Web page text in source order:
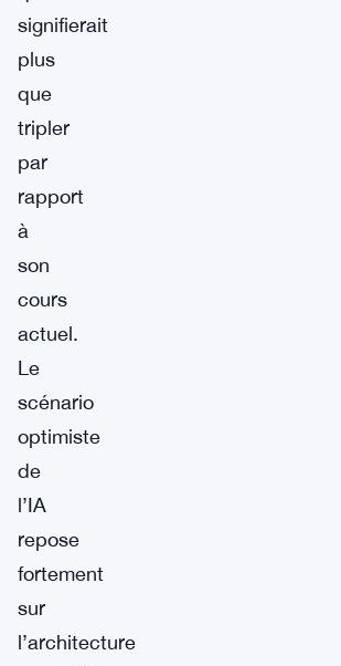
signifierait
plus
que
tripler
par
rapport
à
son
cours
actuel.
Le
scénario
optimiste
de
l’IA
repose
fortement
sur
l’architecture